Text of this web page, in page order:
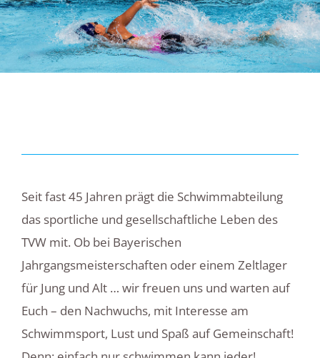
Seit fast 45 Jahren prägt die Schwimmabteilung
das sportliche und gesellschaftliche Leben des
TVW mit. Ob bei Bayerischen
Jahrgangsmeisterschaften oder einem Zeltlager
für Jung und Alt … wir freuen uns und warten auf
Euch – den Nachwuchs, mit Interesse am
Schwimmsport, Lust und Spaß auf Gemeinschaft!